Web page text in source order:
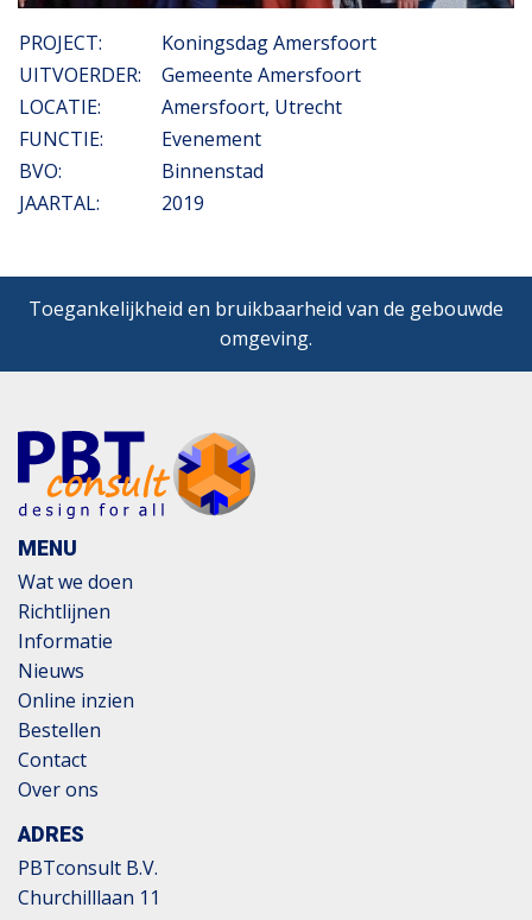
PROJECT:
Koningsdag Amersfoort
UITVOERDER:
Gemeente Amersfoort
LOCATIE:
Amersfoort, Utrecht
FUNCTIE:
Evenement
BVO:
Binnenstad
JAARTAL:
2019
Toegankelijkheid en bruikbaarheid van de gebouwde
omgeving.
MENU
Wat we doen
Richtlijnen
Informatie
Nieuws
Online inzien
Bestellen
Contact
Over ons
ADRES
PBTconsult B.V.
Churchilllaan 11